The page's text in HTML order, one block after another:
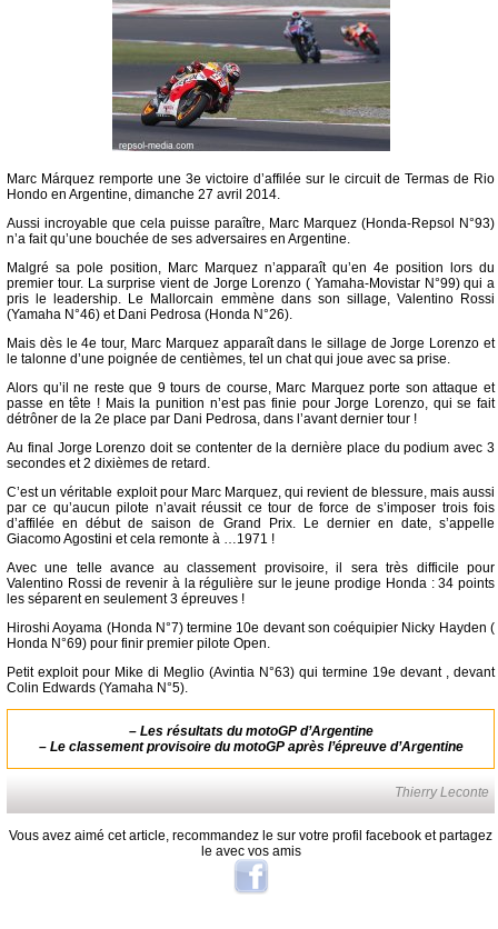
Marc Márquez remporte une 3e victoire d’affilée sur le circuit de Termas de Rio
Hondo en Argentine, dimanche 27 avril 2014.
Aussi incroyable que cela puisse paraître, Marc Marquez (Honda-Repsol N°93)
n’a fait qu’une bouchée de ses adversaires en Argentine.
Malgré sa pole position, Marc Marquez n’apparaît qu’en 4e position lors du
premier tour. La surprise vient de Jorge Lorenzo ( Yamaha-Movistar N°99) qui a
pris le leadership. Le Mallorcain emmène dans son sillage, Valentino Rossi
(Yamaha N°46) et Dani Pedrosa (Honda N°26).
Mais dès le 4e tour, Marc Marquez apparaît dans le sillage de Jorge Lorenzo et
le talonne d’une poignée de centièmes, tel un chat qui joue avec sa prise.
Alors qu’il ne reste que 9 tours de course, Marc Marquez porte son attaque et
passe en tête ! Mais la punition n’est pas finie pour Jorge Lorenzo, qui se fait
détrôner de la 2e place par Dani Pedrosa, dans l’avant dernier tour !
Au final Jorge Lorenzo doit se contenter de la dernière place du podium avec 3
secondes et 2 dixièmes de retard.
C’est un véritable exploit pour Marc Marquez, qui revient de blessure, mais aussi
par ce qu’aucun pilote n’avait réussit ce tour de force de s’imposer trois fois
d’affilée en début de saison de Grand Prix. Le dernier en date, s’appelle
Giacomo Agostini et cela remonte à …1971 !
Avec une telle avance au classement provisoire, il sera très difficile pour
Valentino Rossi de revenir à la régulière sur le jeune prodige Honda : 34 points
les séparent en seulement 3 épreuves !
Hiroshi Aoyama (Honda N°7) termine 10e devant son coéquipier Nicky Hayden (
Honda N°69) pour finir premier pilote Open.
Petit exploit pour Mike di Meglio (Avintia N°63) qui termine 19e devant , devant
Colin Edwards (Yamaha N°5).
– Les résultats du motoGP d’Argentine
– Le classement provisoire du motoGP après l’épreuve d’Argentine
Thierry Leconte
Vous avez aimé cet article, recommandez le sur votre profil facebook et partagez
le avec vos amis